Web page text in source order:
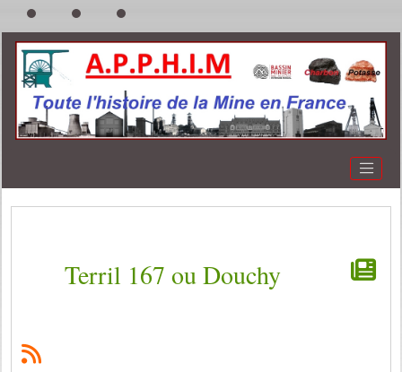
Terril 167 ou Douchy